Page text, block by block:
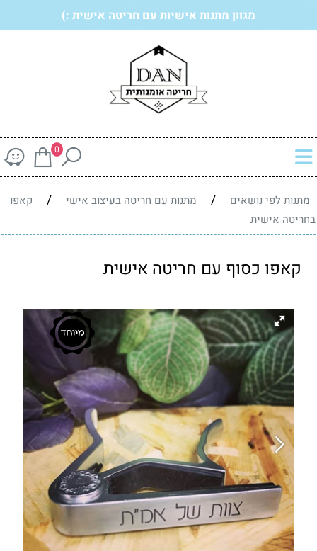
מגוון מתנות אישיות עם חריטה אישית :)
0
מתנות לפי נושאים / מתנות עם חריטה בעיצוב אישי /
קאפו
בחריטה אישית
קאפו כסוף עם חריטה אישית